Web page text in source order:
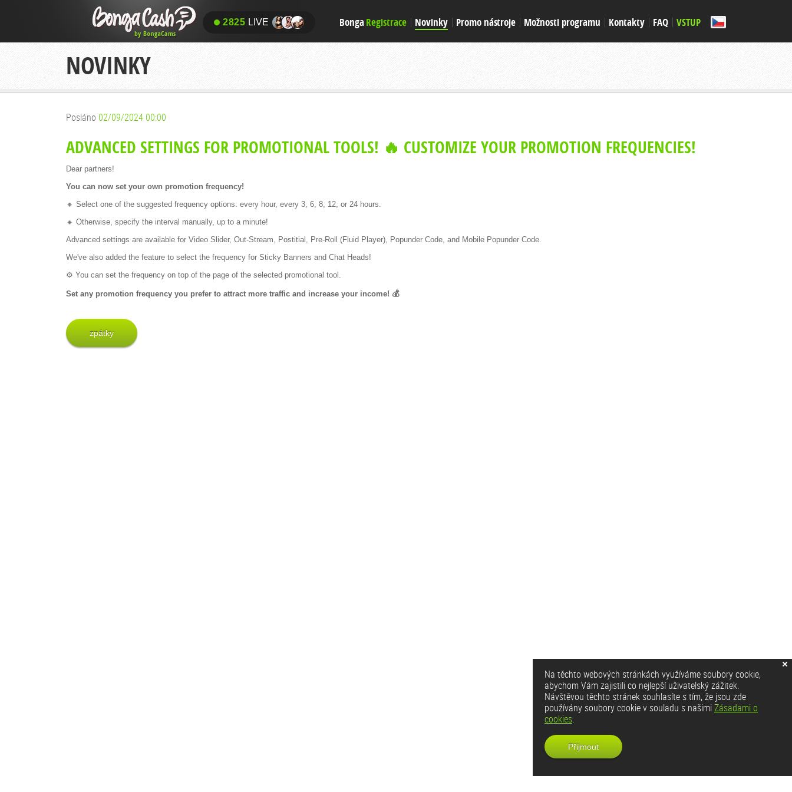
2825 LIVE Bonga Registrace Novinky Promo nástroje Možnosti programu Kontakty FAQ VSTUP
NOVINKY
Posláno 02/09/2024 00:00
ADVANCED SETTINGS FOR PROMOTIONAL TOOLS! 🔥 CUSTOMIZE YOUR PROMOTION FREQUENCIES!
Dear partners!
You can now set your own promotion frequency!
🔸 Select one of the suggested frequency options: every hour, every 3, 6, 8, 12, or 24 hours.
🔸 Otherwise, specify the interval manually, up to a minute!
Advanced settings are available for Video Slider, Out-Stream, Postitial, Pre-Roll (Fluid Player), Popunder Code, and Mobile Popunder Code.
We've also added the feature to select the frequency for Sticky Banners and Chat Heads!
⚙️ You can set the frequency on top of the page of the selected promotional tool.
Set any promotion frequency you prefer to attract more traffic and increase your income! 💰
zpátky
Na těchto webových stránkách využíváme soubory cookie,
abychom Vám zajistili co nejlepší uživatelský zážitek.
Návštěvou těchto stránek souhlasíte s tím, že jsou zde
používány soubory cookie v souladu s našimiZásadami o
cookies.
Přijmout